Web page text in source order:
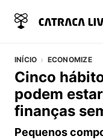
INÍCIO ECONOMIZE
Cinco
podem
finanças
Pequenos